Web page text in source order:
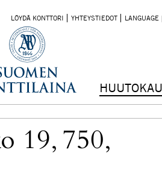
LÖYDÄ KONTTORI YHTEYSTIEDOT LANGUAGE
19, 750,